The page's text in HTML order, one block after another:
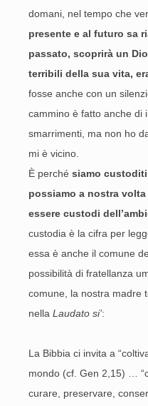
domani, nel tempo che
presente e al futuro sa
passato, scoprirà un
terribili della sua vita,
fosse anche con un
cammino è fatto anche di
smarrimenti, ma non ho
mi è vicino.
È perché siamo custoditi
possiamo a nostra
essere custodi
custodia è la cifra per
essa è anche il comune
possibilità di fratellanza
comune, la nostra madre
nella Laudato si’:
La Bibbia ci invita a
mondo (cf. Gen 2,15) …
curare, preservare,